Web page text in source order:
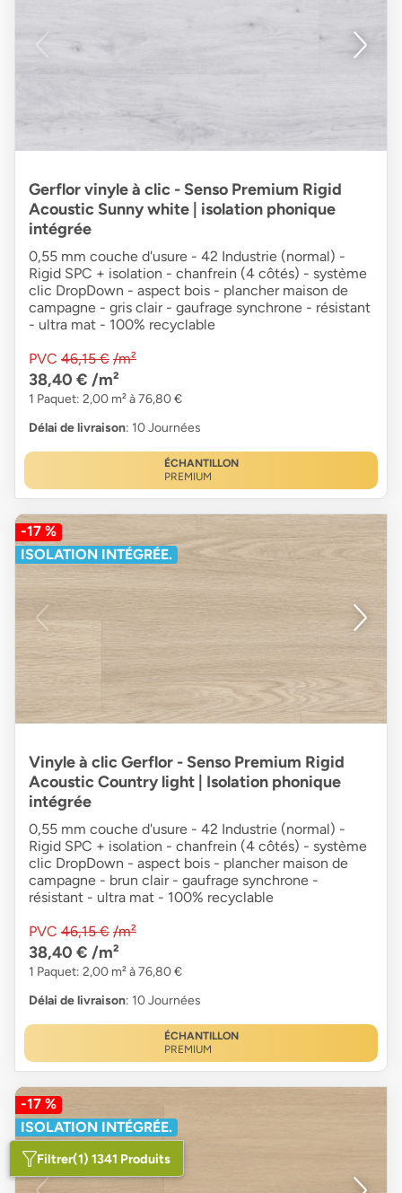
Gerflor vinyle à clic - Senso Premium Rigid
Acoustic Sunny white | isolation phonique
intégrée
0,55 mm couche d'usure - 42 Industrie (normal) -
Rigid SPC + isolation - chanfrein (4 côtés) - système
clic DropDown - aspect bois - plancher maison de
campagne - gris clair - gaufrage synchrone - résistant
- ultra mat - 100% recyclable
PVC 46,15 € /m²
38,40 € /m²
1 Paquet: 2,00 m² à 76,80 €
Délai de livraison: 10 Journées
ÉCHANTILLON
PREMIUM
-17 %
ISOLATION INTÉGRÉE.
Vinyle à clic Gerflor - Senso Premium Rigid
Acoustic Country light | Isolation phonique
intégrée
0,55 mm couche d'usure - 42 Industrie (normal) -
Rigid SPC + isolation - chanfrein (4 côtés) - système
clic DropDown - aspect bois - plancher maison de
campagne - brun clair - gaufrage synchrone -
résistant - ultra mat - 100% recyclable
PVC 46,15 € /m²
38,40 € /m²
1 Paquet: 2,00 m² à 76,80 €
Délai de livraison: 10 Journées
ÉCHANTILLON
PREMIUM
-17 %
ISOLATION INTÉGRÉE.
Filtrer(1) 1341 Produits